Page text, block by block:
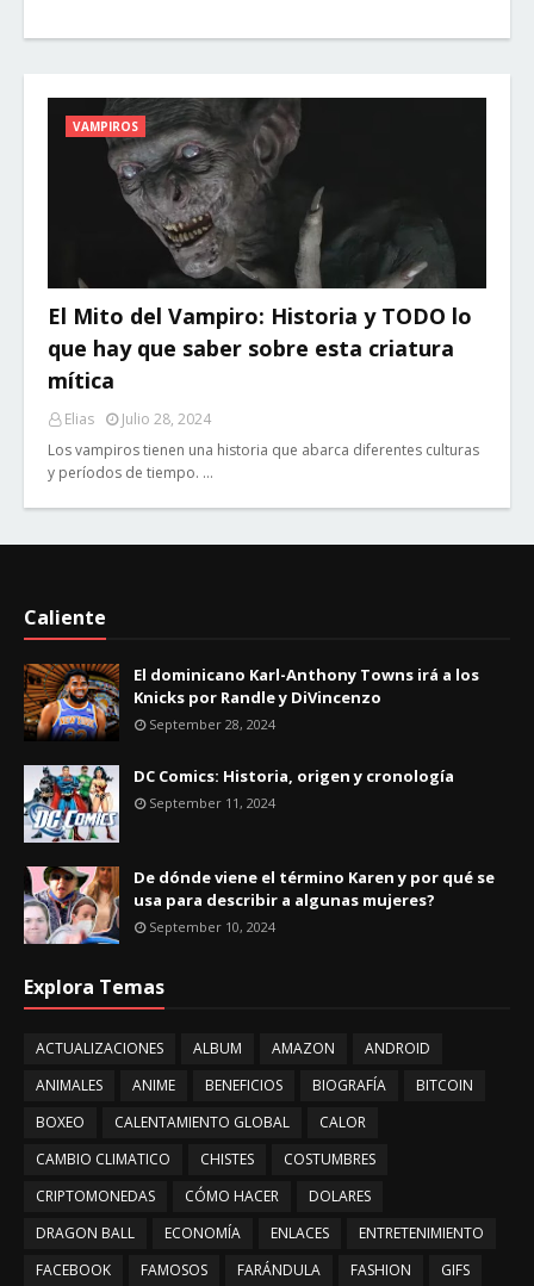
VAMPIROS
El Mito del Vampiro: Historia y TODO lo
que hay que saber sobre esta criatura
mítica
Elias
Julio 28, 2024
Los vampiros tienen una historia que abarca diferentes culturas
y períodos de tiempo. …
Caliente
El dominicano Karl-Anthony Towns irá a los
Knicks por Randle y DiVincenzo
September 28, 2024
DC Comics: Historia, origen y cronología
September 11, 2024
De dónde viene el término Karen y por qué se
usa para describir a algunas mujeres?
September 10, 2024
Explora Temas
ACTUALIZACIONES ALBUM AMAZON
ANDROID
ANIMALES
ANIME BENEFICIOS BIOGRAFÍA
BITCOIN
BOXEO
CALENTAMIENTO GLOBAL
CALOR
CAMBIO CLIMATICO
CHISTES
COSTUMBRES
CRIPTOMONEDAS
CÓMO HACER
DOLARES
DRAGON BALL
ECONOMÍA ENLACES
ENTRETENIMIENTO
FACEBOOK
FAMOSOS FARÁNDULA FASHION GIFS